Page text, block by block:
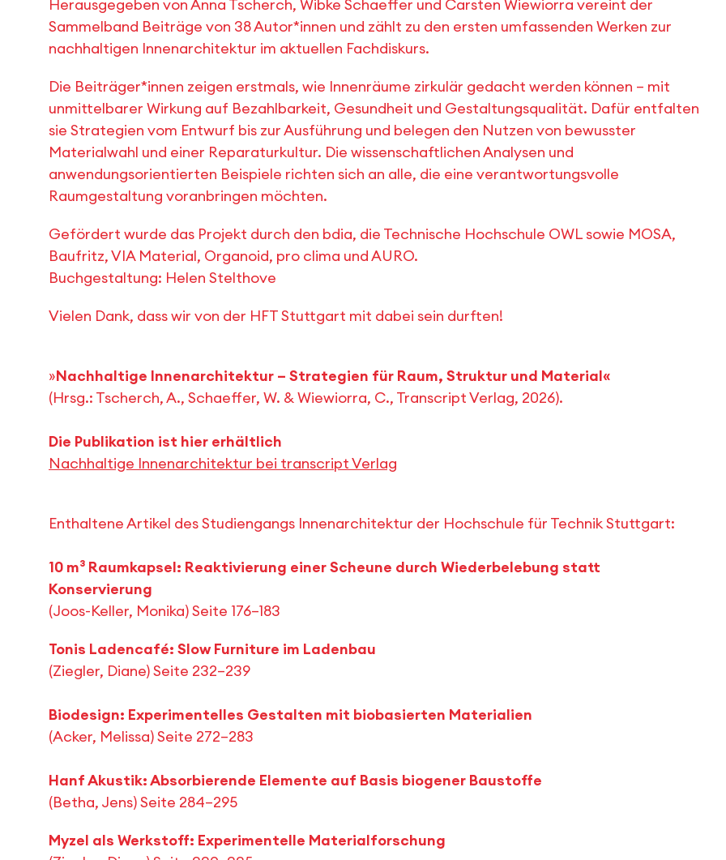
Herausgegeben von Anna Tscherch, Wibke Schaeffer und Carsten Wiewiorra vereint der
Sammelband Beiträge von 38 Autor*innen und zählt zu den ersten umfassenden Werken zur
nachhaltigen Innenarchitektur im aktuellen Fachdiskurs.
Die Beiträger*innen zeigen erstmals, wie Innenräume zirkulär gedacht werden können – mit
unmittelbarer Wirkung auf Bezahlbarkeit, Gesundheit und Gestaltungsqualität. Dafür entfalten
sie Strategien vom Entwurf bis zur Ausführung und belegen den Nutzen von bewusster
Materialwahl und einer Reparaturkultur. Die wissenschaftlichen Analysen und
anwendungsorientierten Beispiele richten sich an alle, die eine verantwortungsvolle
Raumgestaltung voranbringen möchten.
Gefördert wurde das Projekt durch den bdia, die Technische Hochschule OWL sowie MOSA,
Baufritz, VIA Material, Organoid, pro clima und AURO.
Buchgestaltung: Helen Stelthove
Vielen Dank, dass wir von der HFT Stuttgart mit dabei sein durften!
»Nachhaltige Innenarchitektur – Strategien für Raum, Struktur und Material«
(Hrsg.: Tscherch, A., Schaeffer, W. & Wiewiorra, C., Transcript Verlag, 2026).
Die Publikation ist hier erhältlich
Nachhaltige Innenarchitektur bei transcript Verlag
Enthaltene Artikel des Studiengangs Innenarchitektur der Hochschule für Technik Stuttgart:
10 m³ Raumkapsel: Reaktivierung einer Scheune durch Wiederbelebung statt
Konservierung
(Joos-Keller, Monika) Seite 176–183
Tonis Ladencafé: Slow Furniture im Ladenbau
(Ziegler, Diane) Seite 232–239
Biodesign: Experimentelles Gestalten mit biobasierten Materialien
(Acker, Melissa) Seite 272–283
Hanf Akustik: Absorbierende Elemente auf Basis biogener Baustoffe
(Betha, Jens) Seite 284–295
Myzel als Werkstoff: Experimentelle Materialforschung